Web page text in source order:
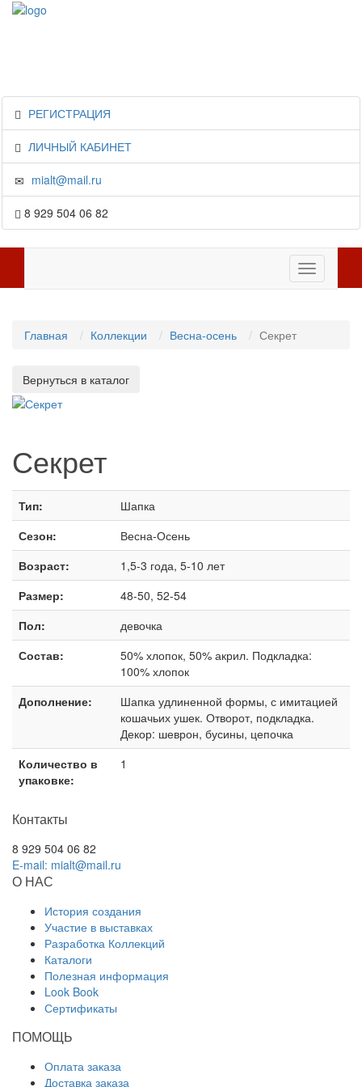
РЕГИСТРАЦИЯ
ЛИЧНЫЙ КАБИНЕТ
mialt@mail.ru
8 929 504 06 82
Toggle
navigation
Главная Коллекции Весна-осень Секрет
Секрет
Тип:
Шапка
Сезон:
Весна-Осень
Возраст:
1,5-3 года, 5-10 лет
Размер:
48-50, 52-54
Пол:
девочка
Состав:
50% хлопок, 50% акрил. Подкладка:
100% хлопок
Дополнение:
Шапка удлиненной формы, с имитацией
кошачьих ушек. Отворот, подкладка.
Декор: шеврон, бусины, цепочка
Количество в
упаковке:
1
Контакты
8 929 504 06 82
E-mail: mialt@mail.ru
О НАС
История создания
Участие в выставках
Разработка Коллекций
Каталоги
Полезная информация
Look Book
Сертификаты
ПОМОЩЬ
Оплата заказа
Доставка заказа